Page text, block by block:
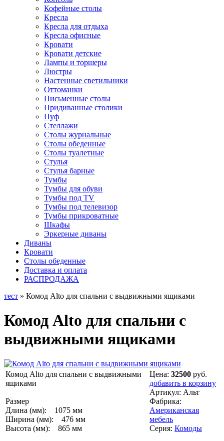
Кофейные столы
Кресла
Кресла для отдыха
Кресла офисные
Кровати
Кровати детские
Лампы и торшеры
Люстры
Настенные светильники
Оттоманки
Письменные столы
Придиванные столики
Пуф
Стеллажи
Столы журнальные
Столы обеденные
Столы туалетные
Стулья
Стулья барные
Тумбы
Тумбы для обуви
Тумбы под TV
Тумбы под телевизор
Тумбы прикроватные
Шкафы
Эркерные диваны
Диваны
Кровати
Столы обеденные
Доставка и оплата
РАСПРОДАЖА
тест » Комод Alto для спальни с выдвижными ящиками
Комод Alto для спальни с
выдвижными ящиками
Комод Alto для спальни с выдвижными
ящиками
Размер
Длина (мм): 1075 мм
Ширина (мм): 476 мм
Высота (мм): 865 мм
Цена: 32500 руб.
добавить в корзину
Артикул: Альт
Фабрика:
Американская
мебель
Серия: Комоды